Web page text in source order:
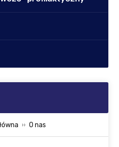
O nas